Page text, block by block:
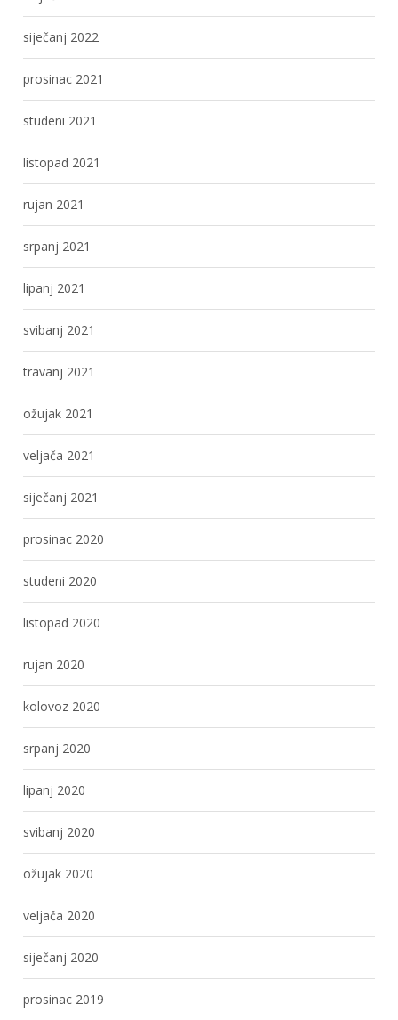
siječanj 2022
prosinac 2021
studeni 2021
listopad 2021
rujan 2021
srpanj 2021
lipanj 2021
svibanj 2021
travanj 2021
ožujak 2021
veljača 2021
siječanj 2021
prosinac 2020
studeni 2020
listopad 2020
rujan 2020
kolovoz 2020
srpanj 2020
lipanj 2020
svibanj 2020
ožujak 2020
veljača 2020
siječanj 2020
prosinac 2019